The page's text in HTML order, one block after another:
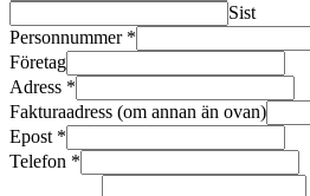
Sist
Personnummer *
Företag
Adress *
Fakturaadress (om annan än ovan)
Epost *
Telefon *